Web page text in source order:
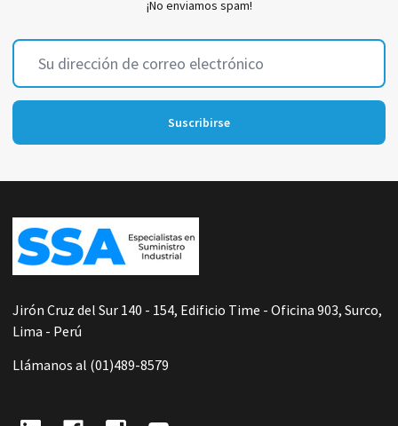
¡No enviamos spam!
Dirección
correo
Suscribirse
Footer
Start
Jirón Cruz del Sur 140 - 154, Edificio Time - Oficina 903, Surco,
Lima - Perú
Llámanos al (01)489-8579